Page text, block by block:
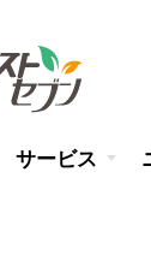
サービス